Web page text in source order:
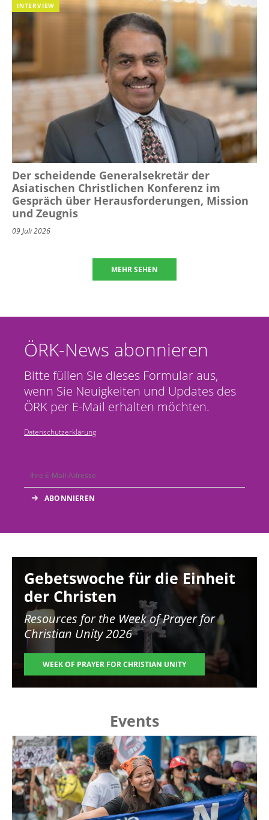
INTERVIEW
Der scheidende Generalsekretär der
Asiatischen Christlichen Konferenz im
Gespräch über Herausforderungen, Mission
und Zeugnis
09 Juli 2026
MEHR SEHEN
ÖRK-News abonnieren
Bitte füllen Sie dieses Formular aus,
wenn Sie Neuigkeiten und Updates des
ÖRK per E-Mail erhalten möchten.
Datenschutzerklärung
Gebetswoche für die Einheit
der Christen
Resources for the Week of Prayer for
Christian Unity 2026
WEEK OF PRAYER FOR CHRISTIAN UNITY
Events
Image